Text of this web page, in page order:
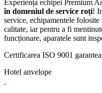
Experiența echipei Premium
în domeniul de service roți!
service, echipamentele
calitate, iar pentru a fi
funcționare, aparatele sunt
Certificarea ISO 9001
Hotel anvelope